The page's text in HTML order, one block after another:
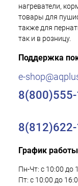
нагреватели,
товары для
также для
так и в розницу.
Поддержка
e-
8(800)555-
8(812)622-
График
Пн-Чт: с 10:00 до
Пт: с 10:00 до